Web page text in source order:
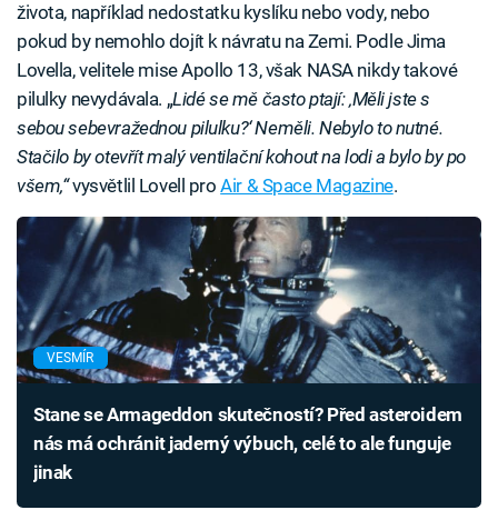
života, například nedostatku kyslíku nebo vody, nebo
pokud by nemohlo dojít k návratu na Zemi. Podle Jima
Lovella, velitele mise Apollo 13, však NASA nikdy takové
pilulky nevydávala. „Lidé se mě často ptají: ‚Měli jste s
sebou sebevražednou pilulku?‘ Neměli. Nebylo to nutné.
Stačilo by otevřít malý ventilační kohout na lodi a bylo by po
všem,“vysvětlil Lovell proAir & Space Magazine.
VESMÍR
Stane se Armageddon skutečností? Před asteroidem
nás má ochránit jaderný výbuch, celé to ale funguje
jinak